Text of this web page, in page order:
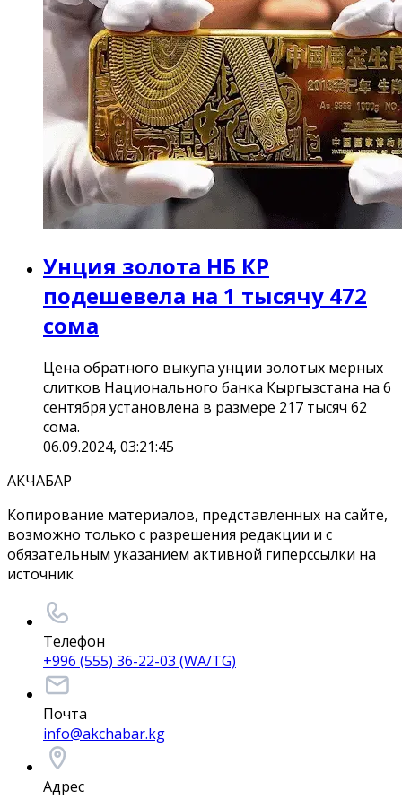
Унция золота НБ КР
подешевела на 1 тысячу 472
сома
Цена обратного выкупа унции золотых мерных
слитков Национального банка Кыргызстана на 6
сентября установлена в размере 217 тысяч 62
сома.
06.09.2024, 03:21:45
АКЧАБАР
Копирование материалов, представленных на сайте,
возможно только с разрешения редакции и с
обязательным указанием активной гиперссылки на
источник
Телефон
+996 (555) 36-22-03 (WA/TG)
Почта
info@akchabar.kg
Адрес